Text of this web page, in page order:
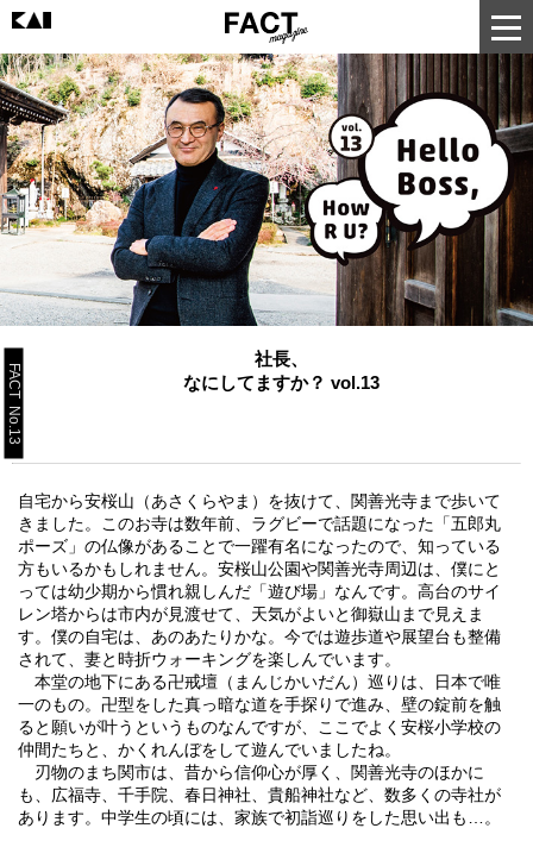
FACT No.13
社長、
なにしてますか？ vol.13
自宅から安桜山（あさくらやま）を抜けて、関善光寺まで歩いて
きました。このお寺は数年前、ラグビーで話題になった「五郎丸
ポーズ」の仏像があることで一躍有名になったので、知っている
方もいるかもしれません。安桜山公園や関善光寺周辺は、僕にと
っては幼少期から慣れ親しんだ「遊び場」なんです。高台のサイ
レン塔からは市内が見渡せて、天気がよいと御嶽山まで見えま
す。僕の自宅は、あのあたりかな。今では遊歩道や展望台も整備
されて、妻と時折ウォーキングを楽しんでいます。
本堂の地下にある卍戒壇（まんじかいだん）巡りは、日本で唯
一のもの。卍型をした真っ暗な道を手探りで進み、壁の錠前を触
ると願いが叶うというものなんですが、ここでよく安桜小学校の
仲間たちと、かくれんぼをして遊んでいましたね。
刃物のまち関市は、昔から信仰心が厚く、関善光寺のほかに
も、広福寺、千手院、春日神社、貴船神社など、数多くの寺社が
あります。中学生の頃には、家族で初詣巡りをした思い出も…。